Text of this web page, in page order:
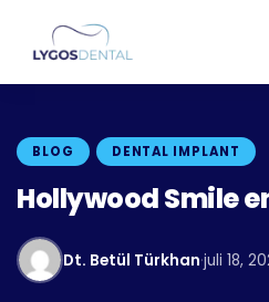
BLOG DENTAL IMPLANT
Hollywood Smile
Dt. Betül Türkhan·juli 18,